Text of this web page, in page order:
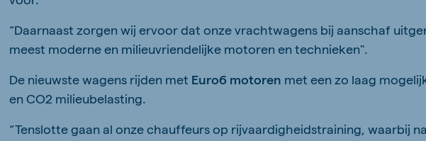
“Daarnaast zorgen wij ervoor dat onze vrachtwagens bij aanschaf
meest moderne en milieuvriendelijke motoren en technieken".
De nieuwste wagens rijden met Euro6 motoren met een zo laag
en CO2 milieubelasting.
“Tenslotte gaan al onze chauffeurs op rijvaardigheidstraining, waarbij